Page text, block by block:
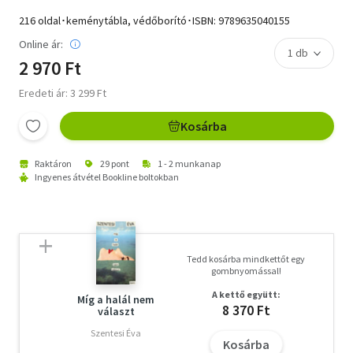
216 oldal･keménytábla, védőborító･ISBN: 9789635040155
Online ár:
2 970 Ft
Eredeti ár: 3 299 Ft
Kosárba
Raktáron 29 pont
1 - 2 munkanap
Ingyenes átvétel Bookline boltokban
Míg a halál nem
választ
Szentesi Éva
Tedd kosárba mindkettőt egy
gombnyomással!
A kettő együtt:
8 370 Ft
Kosárba